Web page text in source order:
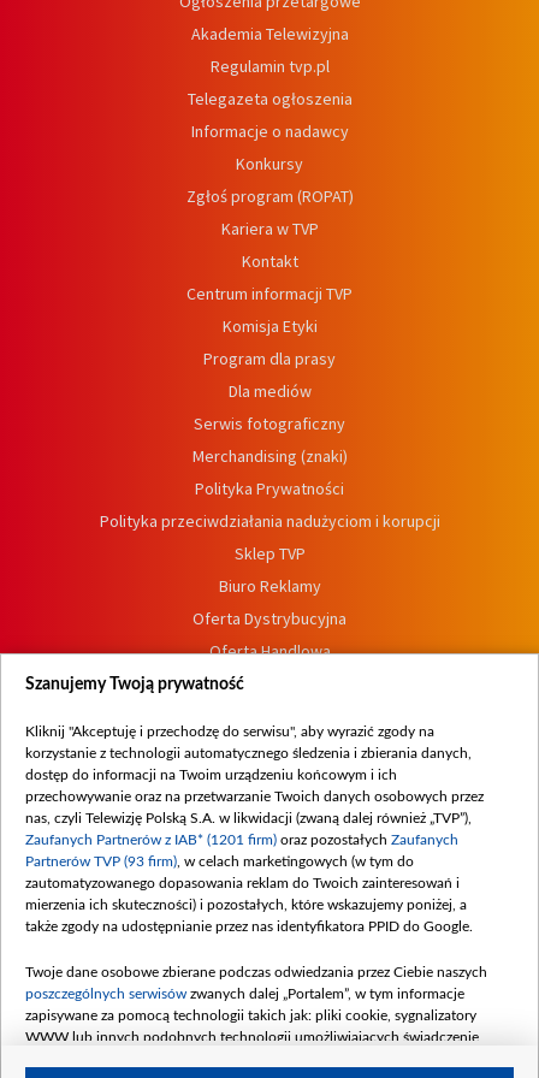
Akademia Telewizyjna
Regulamin tvp.pl
Telegazeta ogłoszenia
Informacje o nadawcy
Konkursy
Zgłoś program (ROPAT)
Kariera w TVP
Kontakt
Centrum informacji TVP
Komisja Etyki
Program dla prasy
Dla mediów
Serwis fotograficzny
Merchandising (znaki)
Polityka Prywatności
Polityka przeciwdziałania nadużyciom i korupcji
Sklep TVP
Biuro Reklamy
Oferta Dystrybucyjna
Oferta Handlowa
Dostępność
Procedura zgłoszeń wewnętrznych
Szanujemy Twoją prywatność
Kliknij "Akceptuję i przechodzę do serwisu", aby wyrazić zgody na
korzystanie z technologii automatycznego śledzenia i zbierania danych,
dostęp do informacji na Twoim urządzeniu końcowym i ich
przechowywanie oraz na przetwarzanie Twoich danych osobowych przez
nas, czyli Telewizję Polską S.A. w likwidacji (zwaną dalej również „TVP”),
Zaufanych Partnerów z IAB* (1201 firm) oraz pozostałych Zaufanych
Partnerów TVP (93 firm) , w celach marketingowych (w tym do
zautomatyzowanego dopasowania reklam do Twoich zainteresowań i
mierzenia ich skuteczności) i pozostałych, które wskazujemy poniżej, a
także zgody na udostępnianie przez nas identyfikatora PPID do Google.
Twoje dane osobowe zbierane podczas odwiedzania przez Ciebie naszych
poszczególnych serwisów zwanych dalej „Portalem”, w tym informacje
zapisywane za pomocą technologii takich jak: pliki cookie, sygnalizatory
WWW lub innych podobnych technologii umożliwiających świadczenie